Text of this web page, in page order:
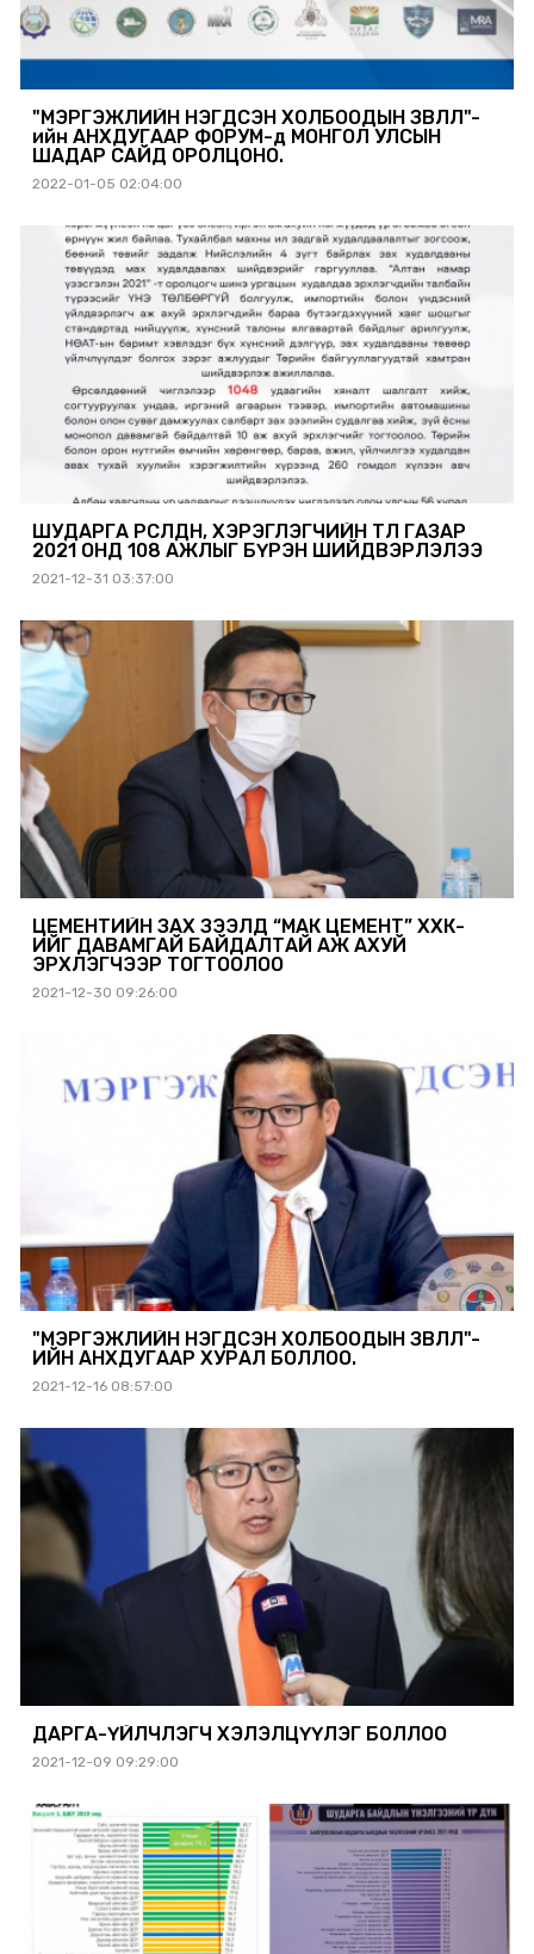
"МЭРГЭЖЛИЙН НЭГДСЭН ХОЛБООДЫН ЗӨВЛӨЛ"-
ийн АНХДУГААР ФОРУМ-д МОНГОЛ УЛСЫН
ШАДАР САЙД ОРОЛЦОНО.
2022-01-05 02:04:00
ШУДАРГА ӨРСӨЛДӨӨН, ХЭРЭГЛЭГЧИЙН ТӨЛӨӨ ГАЗАР
2021 ОНД 108 АЖЛЫГ БҮРЭН ШИЙДВЭРЛЭЛЭЭ
2021-12-31 03:37:00
ЦЕМЕНТИЙН ЗАХ ЗЭЭЛД “МАК ЦЕМЕНТ” ХХК-
ИЙГ ДАВАМГАЙ БАЙДАЛТАЙ АЖ АХУЙ
ЭРХЛЭГЧЭЭР ТОГТООЛОО
2021-12-30 09:26:00
"МЭРГЭЖЛИЙН НЭГДСЭН ХОЛБООДЫН ЗӨВЛӨЛ"-
ИЙН АНХДУГААР ХУРАЛ БОЛЛОО.
2021-12-16 08:57:00
ДАРГА-ҮЙЛЧЛЭГЧ ХЭЛЭЛЦҮҮЛЭГ БОЛЛОО
2021-12-09 09:29:00